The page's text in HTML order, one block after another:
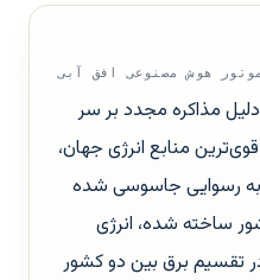
هوش مصنوعی افق آبی
دلیل مذاکره مجدد بر سر
منابع انرژی جهان،
رسوایی جاسوسی شده
ساخته شده، انرژی
تقسیم برق بین دو کشور